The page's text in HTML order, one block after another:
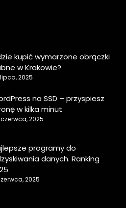
kupić wymarzone obrączki
w Krakowie?
2025
na SSD – przyspiesz
w kilka minut
2025
programy do
danych. Ranking
2025